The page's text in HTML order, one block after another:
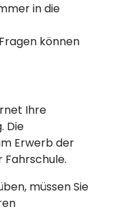
in die
können
Ihre
Die
Erwerb der
Fahrschule.
müssen Sie